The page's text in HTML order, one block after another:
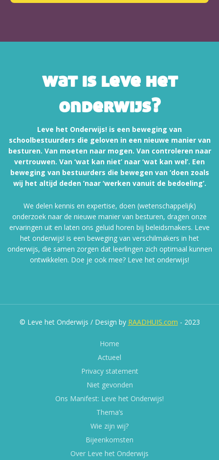
wat is leve het
onderwijs?
Leve het Onderwijs! is een beweging van
schoolbestuurders die geloven in een nieuwe manier van
besturen. Van moeten naar mogen. Van controleren naar
vertrouwen. Van ‘wat kan niet’ naar ‘wat kan wel’. Een
beweging van bestuurders die bewegen van ‘doen zoals
wij het altijd deden ’naar ‘werken vanuit de bedoeling’.
We delen kennis en expertise, doen (wetenschappelijk)
onderzoek naar de nieuwe manier van besturen, dragen onze
ervaringen uit en laten ons geluid horen bij beleidsmakers. Leve
het onderwijs! is een beweging van verschilmakers in het
onderwijs, die samen zorgen dat leerlingen zich optimaal kunnen
ontwikkelen. Doe je ook mee? Leve het onderwijs!
© Leve het Onderwijs / Design by RAADHUIS.com - 2023
Home
Actueel
Privacy statement
Niet gevonden
Ons Manifest: Leve het Onderwijs!
Thema’s
Wie zijn wij?
Bijeenkomsten
Over Leve het Onderwijs